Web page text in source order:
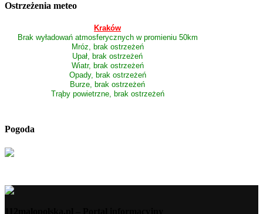
Ostrzeżenia meteo
Kraków
Brak wyładowań atmosferycznych w promieniu 50km
Mróz, brak ostrzeżeń
Upał, brak ostrzeżeń
Wiatr, brak ostrzeżeń
Opady, brak ostrzeżeń
Burze, brak ostrzeżeń
Trąby powietrzne, brak ostrzeżeń
Pogoda